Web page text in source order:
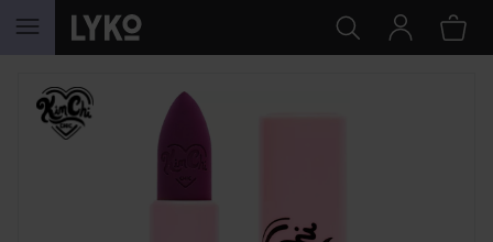
HOPPA TILL INNEHÅLLET
HOPPA ÖVER SEKTIONEN